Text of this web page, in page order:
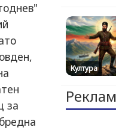
за
Култура